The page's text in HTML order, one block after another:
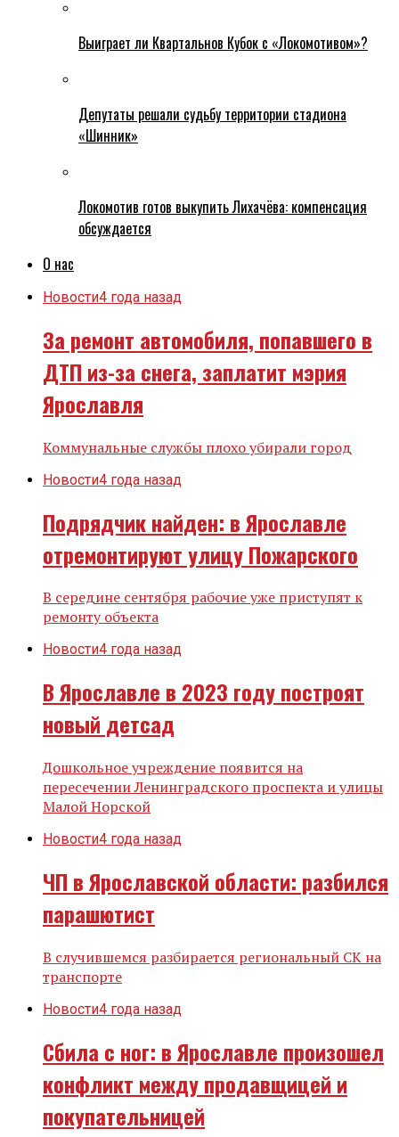
Выиграет ли Квартальнов Кубок с «Локомотивом»?
Депутаты решали судьбу территории стадиона
«Шинник»
Локомотив готов выкупить Лихачёва: компенсация
обсуждается
О нас
Новости4 года назад
За ремонт автомобиля, попавшего в
ДТП из-за снега, заплатит мэрия
Ярославля
Коммунальные службы плохо убирали город
Новости4 года назад
Подрядчик найден: в Ярославле
отремонтируют улицу Пожарского
В середине сентября рабочие уже приступят к
ремонту объекта
Новости4 года назад
В Ярославле в 2023 году построят
новый детсад
Дошкольное учреждение появится на
пересечении Ленинградского проспекта и улицы
Малой Норской
Новости4 года назад
ЧП в Ярославской области: разбился
парашютист
В случившемся разбирается региональный СК на
транспорте
Новости4 года назад
Сбила с ног: в Ярославле произошел
конфликт между продавщицей и
покупательницей